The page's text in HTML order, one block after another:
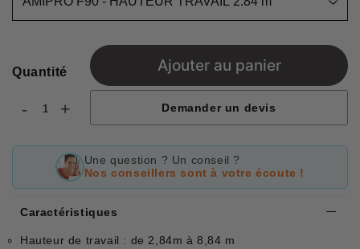
Quantité
- +
Ajouter au panier
Demander un devis
Une question ? Un conseil ?
Nos conseillers sont à votre écoute !
Caractéristiques
Hauteur de travail : de 2,84m à 8,84 m